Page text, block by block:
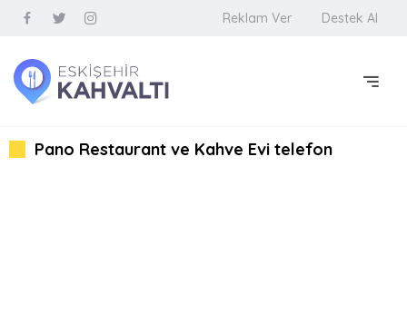
Reklam Ver Destek Al
Pano Restaurant ve Kahve Evi telefon